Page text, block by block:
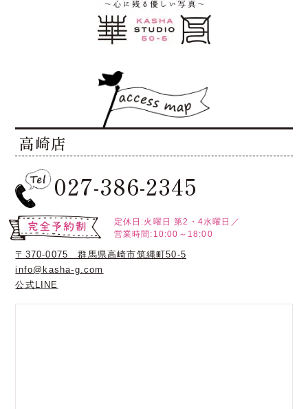
高崎店
027-386-2345
定休日:火曜日 第2・4水曜日／
営業時間:10:00～18:00
〒370-0075 群馬県高崎市筑縄町50-5
info@kasha-g.com
公式LINE